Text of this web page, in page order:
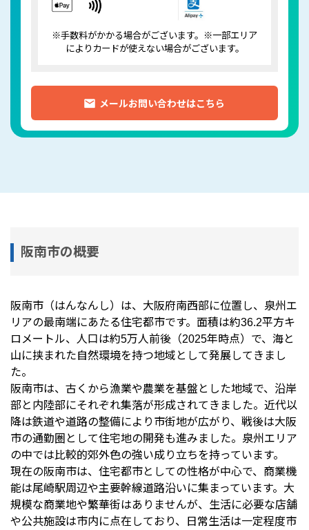
メールお問い合わせはこちら
※手数料がかかる場合がございます。※一部エリア
によりカードが使えない場合がございます。
阪南市の概要
阪南市 （はんなんし）は、大阪府南西部に位置し、泉州エ
リアの最南端にあたる住宅都市です。面積は約36.2平方キ
ロメートル、人口は約5万人前後（2025年時点）で、海と
山に挟まれた自然環境を持つ地域として発展してきまし
た。
阪南市は、古くから漁業や農業を基盤とした地域で、沿岸
部と内陸部にそれぞれ集落が形成されてきました。近代以
降は鉄道や道路の整備により市街地が広がり、戦後は大阪
市の通勤圏として住宅地の開発も進みました。泉州エリア
の中では比較的郊外色の強い成り立ちを持っています。
現在の阪南市は、住宅都市としての性格が中心で、商業機
能は尾崎駅周辺や主要幹線道路沿いに集まっています。大
規模な商業地や繁華街はありませんが、生活に必要な店舗
や公共施設は市内に点在しており、日常生活は一定程度市